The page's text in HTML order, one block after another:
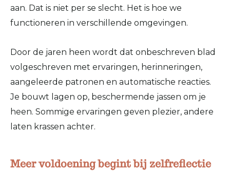
aan. Dat is niet per se slecht. Het is hoe we
functioneren in verschillende omgevingen.
Door de jaren heen wordt dat onbeschreven blad
volgeschreven met ervaringen, herinneringen,
aangeleerde patronen en automatische reacties.
Je bouwt lagen op, beschermende jassen om je
heen. Sommige ervaringen geven plezier, andere
laten krassen achter.
Meer voldoening begint bij zelfreflectie